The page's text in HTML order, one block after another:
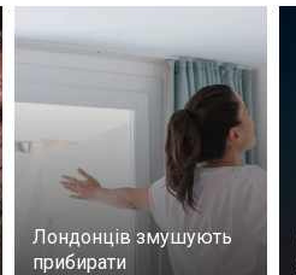
Лондонців змушують
прибирати